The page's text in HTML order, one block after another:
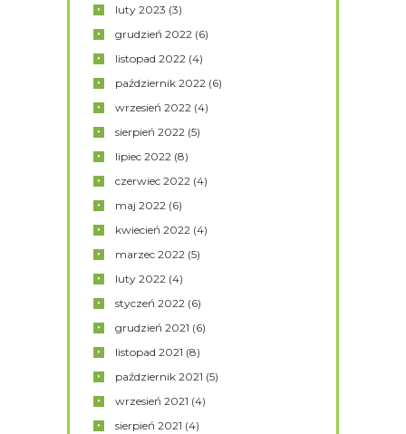
luty2023 (3)
grudzień2022 (6)
listopad2022 (4)
październik2022 (6)
wrzesień2022 (4)
sierpień2022 (5)
lipiec2022 (8)
czerwiec2022 (4)
maj2022 (6)
kwiecień2022 (4)
marzec2022 (5)
luty2022 (4)
styczeń2022 (6)
grudzień2021 (6)
listopad2021 (8)
październik2021 (5)
wrzesień2021 (4)
sierpień2021 (4)